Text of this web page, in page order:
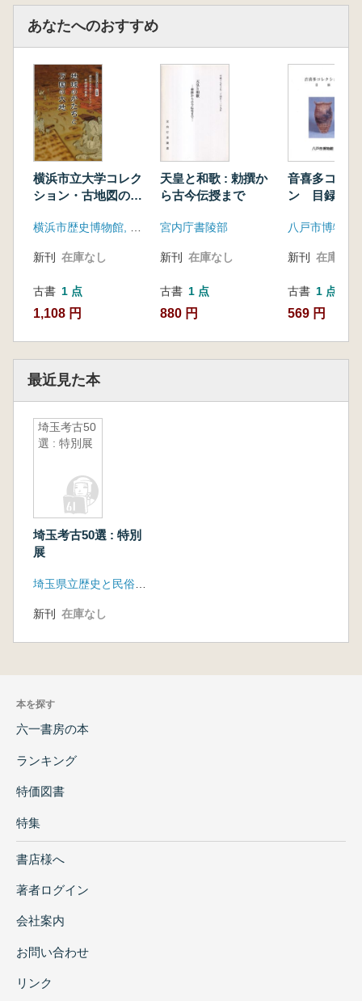
あなたへのおすすめ
横浜市立大学コレク
ション・古地図の世
万国の大地
新刊 在庫なし
古書 1 点
1,108 円
天皇と和歌 : 勅撰か
ら古今伝授まで
宮内庁書陵部
新刊 在庫なし
古書 1 点
880 円
音喜多コレ
ン 目録
八戸市博物館
新刊 在庫なし
古書 1 点
569 円
最近見た本
埼玉考古50
選 : 特別展
埼玉考古50選 : 特別
展
新刊 在庫なし
本を探す
六一書房の本
ランキング
特価図書
特集
書店様へ
著者ログイン
会社案内
お問い合わせ
リンク